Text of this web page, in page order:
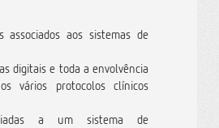
associados aos sistemas de
digitais e toda a envolvência
vários protocolos clínicos
a um sistema de